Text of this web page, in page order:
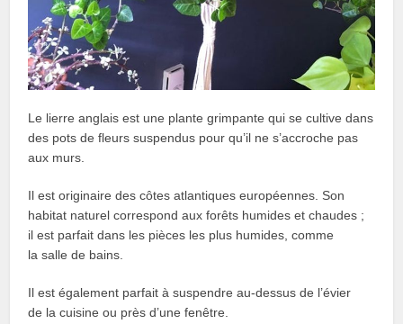
Le lierre anglais est une plante grimpante qui se cultive dans
des pots de fleurs suspendus pour qu’il ne s’accroche pas
aux murs.
Il est originaire des côtes atlantiques européennes. Son
habitat naturel correspond aux forêts humides et chaudes ;
il est parfait dans les pièces les plus humides, comme
la salle de bains.
Il est également parfait à suspendre au-dessus de l’évier
de la cuisine ou près d’une fenêtre.